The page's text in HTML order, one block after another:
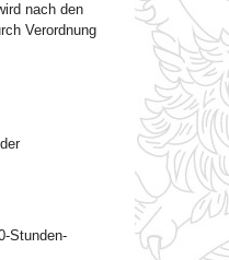
nach den
Verordnung
Stunden-